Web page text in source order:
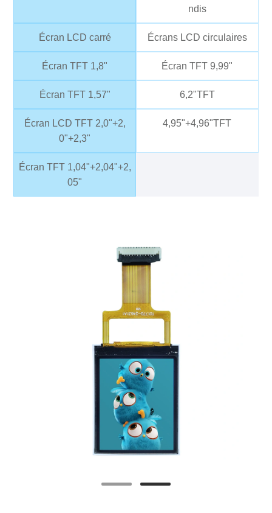
ndis
Écran LCD carré Écrans LCD circulaires
Écran TFT 1,8" Écran TFT 9,99"
Écran TFT 1,57" 6,2"TFT
Écran LCD TFT 2,0"+2,
0"+2,3"
4,95"+4,96"TFT
Écran TFT 1,04"+2,04"+2,
05"